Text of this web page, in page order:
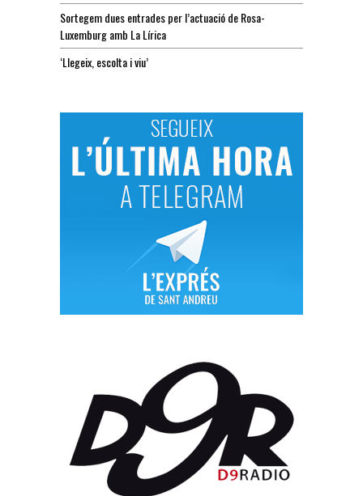
Sortegem dues entrades per l’actuació de Rosa-
Luxemburg amb La Lírica
‘Llegeix, escolta i viu’